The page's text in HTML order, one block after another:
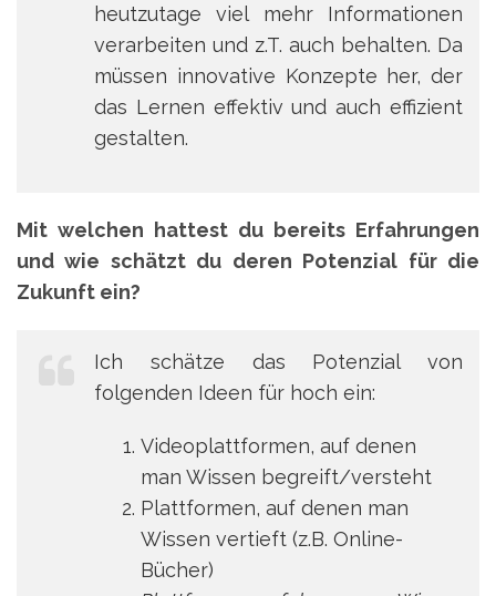
heutzutage viel mehr Informationen
verarbeiten und z.T. auch behalten. Da
müssen innovative Konzepte her, der
das Lernen effektiv und auch effizient
gestalten.
Mit welchen hattest du bereits Erfahrungen
und wie schätzt du deren Potenzial für die
Zukunft ein?
Ich schätze das Potenzial von
folgenden Ideen für hoch ein:
Videoplattformen, auf denen
man Wissen begreift/versteht
Plattformen, auf denen man
Wissen vertieft (z.B. Online-
Bücher)